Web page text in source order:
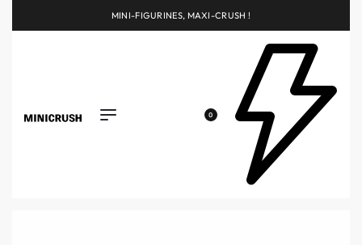
MINI-FIGURINES, MAXI-CRUSH !
0